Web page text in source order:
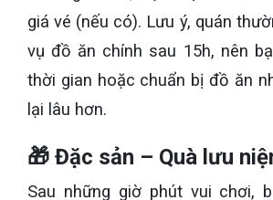
giá vé (nếu có). Lưu ý, quán
vụ đồ ăn chính sau 15h, nên
thời gian hoặc chuẩn bị đồ ăn
lại lâu hơn.
🎁 Đặc sản – Quà lưu
Sau những giờ phút vui chơi,